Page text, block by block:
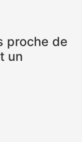
proche de
un